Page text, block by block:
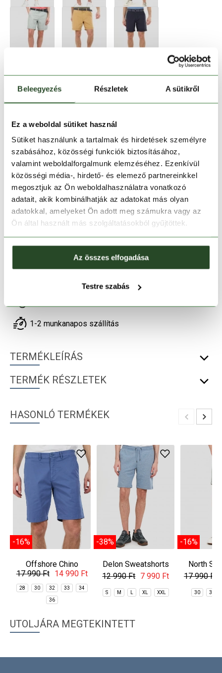
Beleegyezés Részletek A sütikről
Ez a weboldal sütiket használ
Sütiket használunk a tartalmak és hirdetések személyre
szabásához, közösségi funkciók biztosításához,
valamint weboldalforgalmunk elemzéséhez. Ezenkívül
közösségi média-, hirdető- és elemező partnereinkkel
megosztjuk az Ön weboldalhasználatra vonatkozó
adatait, akik kombinálhatják az adatokat más olyan
adatokkal, amelyeket Ön adott meg számukra vagy az
Ön által használt más szolgáltatásokból gyűjtöttek.
Az összes elfogadása
Testre szabás
TERMÉKLEÍRÁS
TERMÉK RÉSZLETEK
Méret: Mérettáblázat
28 30 32 33 34
Melyik üzletben elérhető
1-2 munkanapos szállítás
HASONLÓ TERMÉKEK
-16%
Offshore Chino
Shorts
17 990 Ft 14 990 Ft
28 30 32 33 34
36
-38%
Delon Sweatshorts
12 990 Ft 7 990 Ft
S M XL XXL
-16%
North
17 990 Ft
30 32
UTOLJÁRA MEGTEKINTETT